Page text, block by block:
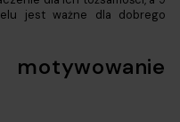
jest ważne dla dobrego